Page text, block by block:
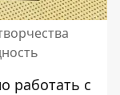
работать с